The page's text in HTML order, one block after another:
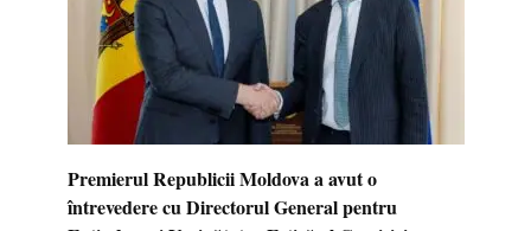
Premierul Republicii Moldova a avut o
întrevedere cu Directorul General pentru